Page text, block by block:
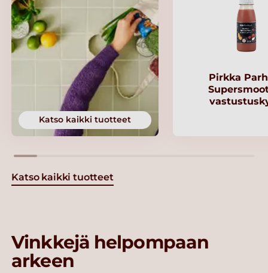
Katso kaikki tuotteet
Pirkka
Katso kaikki tuotteet
Vinkkejä helpompaan
arkeen